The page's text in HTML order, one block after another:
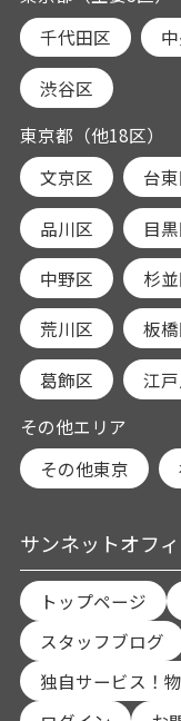
千代田区
渋谷区
東京都（他18区）
文京区
台
品川区 目
中野区 杉
荒川区 板
葛飾区
江
その他エリア
その他東京
サンネットオフ
トップページ
スタッフブログ
独自サービス！